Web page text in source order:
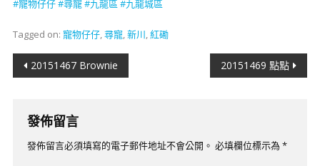
#寵物仔仔#尋寵 #九龍區 #九龍城區
Tagged on: 寵物仔仔,尋寵,新川,紅磡
文
導
覽
20151467 Brownie 20151469 點點
發佈留言
發佈留言必須填寫的電子郵件地址不會公開。 必填欄位標示為 *